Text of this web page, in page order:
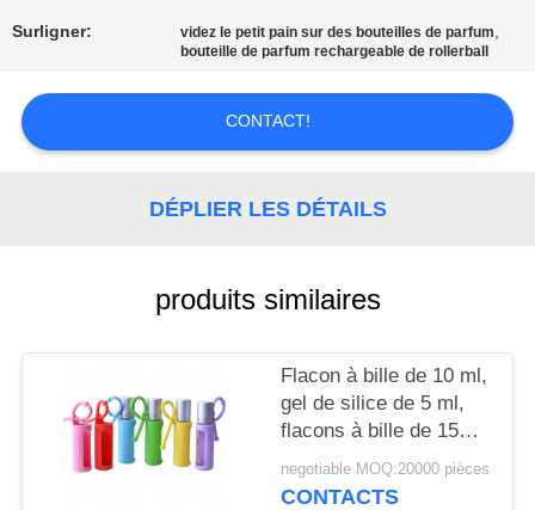
L'USINE
CONTRÔLE
QUALITÉ
NOUVELLES
CAS
Surligner: videz le petit pain sur des bouteilles de parfum,
bouteille de parfum rechargeable de rollerball
CONTACT!
DÉPLIER LES DÉTAILS
produits similaires
Flacon à bille de 10 ml,
gel de silice de 5 ml,
flacons à bille de 15
ml, portable, monté sur
cordon, flacon à bille
negotiable MOQ:20000 pièces
CONTACTS